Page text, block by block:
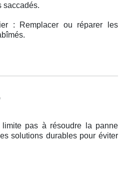
saccadés.
: Remplacer ou réparer les
pas à résoudre la panne
solutions durables pour éviter